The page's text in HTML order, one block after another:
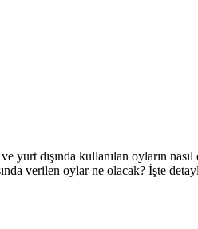
yurt dışında kullanılan oyların
verilen oylar ne olacak? İşte